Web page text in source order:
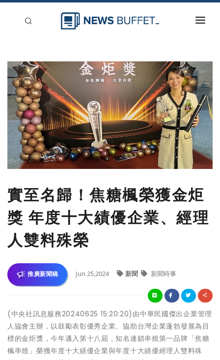
新聞稿分類
登入
刊登
實至名歸！焦糖楓榮獲金炬
獎 年度十大績優企業、經理
人雙料殊榮
推廣新聞稿 Jun 25,2024 新聞 新聞時事
(中央社訊息服務20240625 15:20:20)由中華民國傑出企業管理
人協會主辦，以鼓勵表彰優秀企業、協助台灣企業蓬勃發展為目
標的金炬獎，今年邁入第十八屆，知名連鎖串燒第一品牌「焦糖
楓串燒」榮獲年度十大績優企業與年度十大績優經理人雙料殊